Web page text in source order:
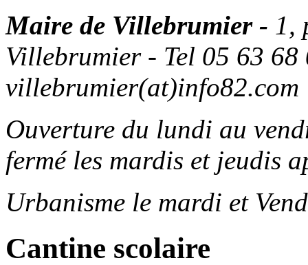
Maire de Villebrumier - 1,
Villebrumier - Tel 05 63
villebrumier(at)info82.com
Ouverture du lundi au
fermé les mardis et jeudis
Urbanisme le mardi et
Cantine scolaire